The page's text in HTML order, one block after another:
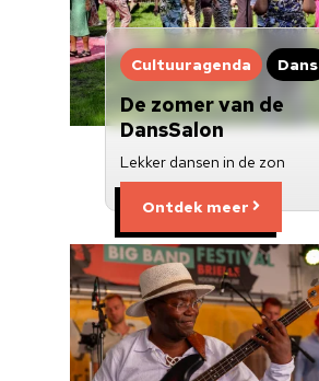
Cultuuragenda Dans
De zomer van de
DansSalon
Lekker dansen in de zon
Ontdek meer